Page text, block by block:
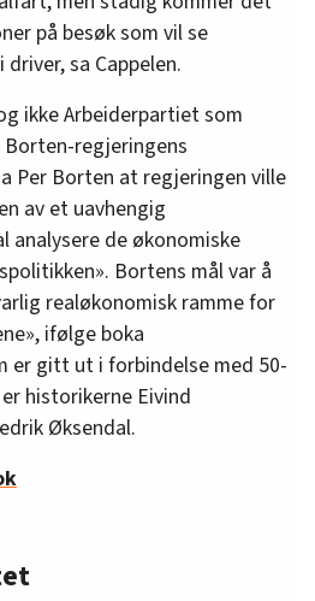
på besøk som vil se
sa Cappelen.
ikke Arbeiderpartiet som
regjeringens
Per Borten at regjeringen ville
av et uavhengig
analysere de økonomiske
Bortens mål var å
realøkonomisk ramme for
ifølge boka
er gitt ut i forbindelse med 50-
historikerne Eivind
Øksendal.